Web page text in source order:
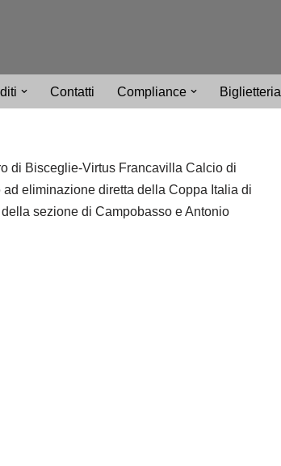
Contatti Compliance Biglietteria
di Bisceglie-Virtus Francavilla Calcio di
eliminazione diretta della Coppa Italia di
sezione di Campobasso e Antonio